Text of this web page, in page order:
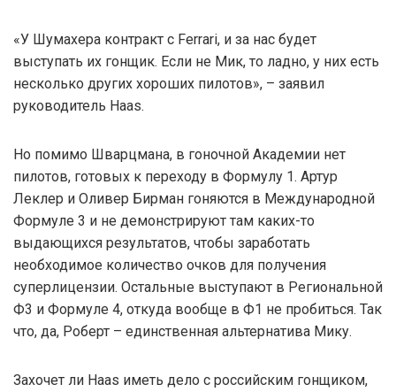
«У Шумахера контракт с Ferrari, и за нас будет
выступать их гонщик. Если не Мик, то ладно, у них есть
несколько других хороших пилотов», – заявил
руководитель Haas.
Но помимо Шварцмана, в гоночной Академии нет
пилотов, готовых к переходу в Формулу 1. Артур
Леклер и Оливер Бирман гоняются в Международной
Формуле 3 и не демонстрируют там каких-то
выдающихся результатов, чтобы заработать
необходимое количество очков для получения
суперлицензии. Остальные выступают в Региональной
Ф3 и Формуле 4, откуда вообще в Ф1 не пробиться. Так
что, да, Роберт – единственная альтернатива Мику.
Захочет ли Haas иметь дело с российским гонщиком,